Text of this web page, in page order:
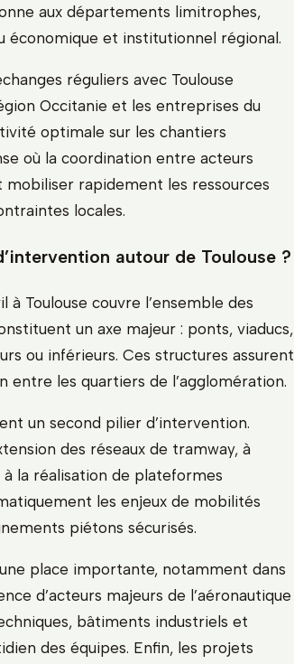
aux départements limitrophes,
économique et institutionnel régional.
réguliers avec Toulouse
Occitanie et les entreprises du
optimale sur les chantiers
où la coordination entre acteurs
mobiliser rapidement les ressources
locales.
autour de Toulouse ?
Toulouse couvre l’ensemble des
un axe majeur : ponts, viaducs,
ou inférieurs. Ces structures assurent
entre les quartiers de l’agglomération.
un second pilier d’intervention.
des réseaux de tramway, à
la réalisation de plateformes
les enjeux de mobilités
piétons sécurisés.
place importante, notamment dans
d’acteurs majeurs de l’aéronautique
bâtiments industriels et
des équipes. Enfin, les projets